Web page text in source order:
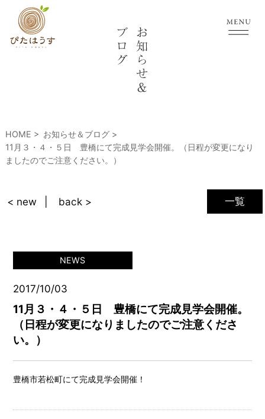
HOME
お知らせ＆ブログ
11月３・４・５日 豊橋にて完成見学会開催。（日程が変更になり
ましたのでご注意ください。）
一覧
< new back >
NEWS
2017/10/03
11月３・４・５日 豊橋にて完成見学会開催。
（日程が変更になりましたのでご注意くださ
い。）
豊橋市若松町にて完成見学会開催！